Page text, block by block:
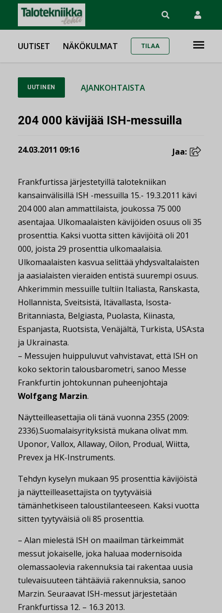
UUTISET NÄKÖKULMAT TILAA
UUTINEN AJANKOHTAISTA
204 000 kävijää ISH-messuilla
24.03.2011 09:16 Jaa:
Frankfurtissa järjestetyillä talotekniikan
kansainvälisillä ISH -messuilla 15.- 19.3.2011 kävi
204 000 alan ammattilaista, joukossa 75 000
asentajaa. Ulkomaalaisten kävijöiden osuus oli 35
prosenttia. Kaksi vuotta sitten kävijöitä oli 201
000, joista 29 prosenttia ulkomaalaisia.
Ulkomaalaisten kasvua selittää yhdysvaltalaisten
ja aasialaisten vieraiden entistä suurempi osuus.
Ahkerimmin messuille tultiin Italiasta, Ranskasta,
Hollannista, Sveitsistä, Itävallasta, Isosta-
Britanniasta, Belgiasta, Puolasta, Kiinasta,
Espanjasta, Ruotsista, Venäjältä, Turkista, USA:sta
ja Ukrainasta.
– Messujen huippuluvut vahvistavat, että ISH on
koko sektorin talousbarometri, sanoo Messe
Frankfurtin johtokunnan puheenjohtaja
Wolfgang Marzin.
Näytteilleasettajia oli tänä vuonna 2355 (2009:
2336).Suomalaisyrityksistä mukana olivat mm.
Uponor, Vallox, Allaway, Oilon, Produal, Wiitta,
Prevex ja HK-Instruments.
Tehdyn kyselyn mukaan 95 prosenttia kävijöistä
ja näytteilleasettajista on tyytyväisiä
tämänhetkiseen taloustilanteeseen. Kaksi vuotta
sitten tyytyväisiä oli 85 prosenttia.
– Alan mielestä ISH on maailman tärkeimmät
messut jokaiselle, joka haluaa modernisoida
olemassaolevia rakennuksia tai rakentaa uusia
tulevaisuuteen tähtääviä rakennuksia, sanoo
Marzin. Seuraavat ISH-messut järjestetään
Frankfurtissa 12. – 16.3 2013.